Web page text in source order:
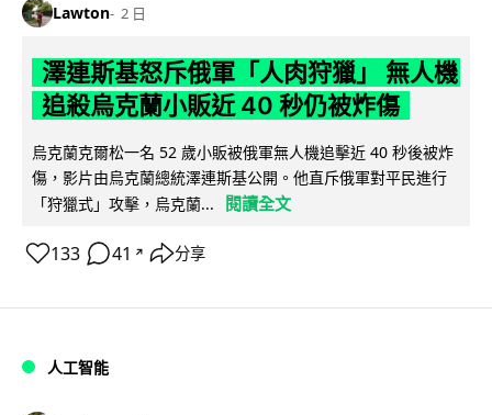
Lawton 2 日
澤連斯基怒斥俄軍「人肉狩獵」 無人機
追殺烏克蘭小販近 40 秒仍被炸傷
烏克蘭克爾松一名 52 歲小販被俄軍無人機追擊近 40 秒後被炸
傷，影片由烏克蘭總統澤連斯基公開。他直斥俄軍對平民進行
「狩獵式」攻擊，烏克蘭...
閱讀全文
133 41 ↗ 分享
人工智能